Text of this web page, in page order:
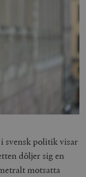
svensk politik visar
döljer sig en
motsatta